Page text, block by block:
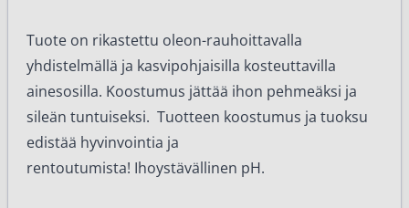
Tuote on rikastettu oleon-rauhoittavalla
yhdistelmällä ja kasvipohjaisilla kosteuttavilla
ainesosilla. Koostumus jättää ihon pehmeäksi ja
sileän tuntuiseksi. Tuotteen koostumus ja tuoksu
edistää hyvinvointia ja
rentoutumista! Ihoystävällinen pH.